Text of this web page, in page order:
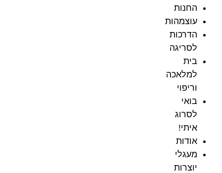
החנות
עוצמהות
הדרכות
לסריגה
בית
למלאכה
וריפוי
בואי
לסרוג
איתי!
אודות
מעגלי
יוצרות